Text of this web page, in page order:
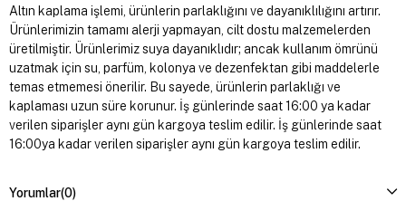
Altın kaplama işlemi, ürünlerin parlaklığını ve dayanıklılığını artırır.
Ürünlerimizin tamamı alerji yapmayan, cilt dostu malzemelerden
üretilmiştir. Ürünlerimiz suya dayanıklıdır; ancak kullanım ömrünü
uzatmak için su, parfüm, kolonya ve dezenfektan gibi maddelerle
temas etmemesi önerilir. Bu sayede, ürünlerin parlaklığı ve
kaplaması uzun süre korunur. İş günlerinde saat 16:00 ya kadar
verilen siparişler aynı gün kargoya teslim edilir. İş günlerinde saat
16:00ya kadar verilen siparişler aynı gün kargoya teslim edilir.
Yorumlar(0)